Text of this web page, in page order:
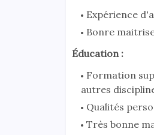
Expérience
Bonre
Éducation :
Formation
autres
Qualités
Très bonne